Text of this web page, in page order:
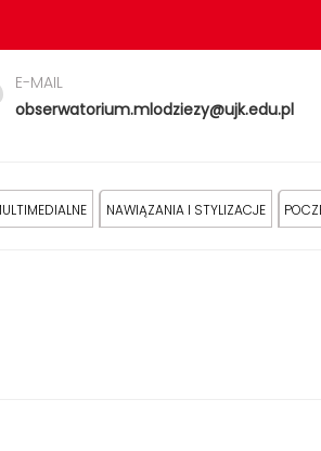
E-MAIL
obserwatorium.mlodziezy@ujk.edu.pl
NAWIĄZANIA I STYLIZACJE